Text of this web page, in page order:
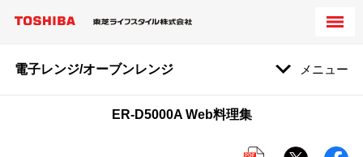
電子レンジ/オーブンレンジ メニュー
ER-D5000A Web料理集